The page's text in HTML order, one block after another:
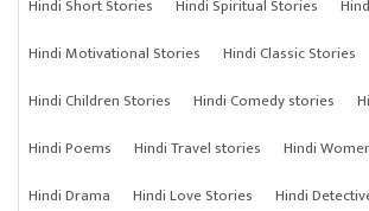
Hindi Short Stories Hindi Spiritual Stories
Hindi Motivational Stories
Hindi Classic Stories
Hindi Children Stories
Hindi Comedy stories
Hindi Poems
Hindi Travel stories
Hindi
Hindi Drama
Hindi Love Stories
Hindi